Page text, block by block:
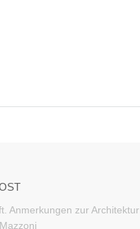
Anmerkungen zur Architektur